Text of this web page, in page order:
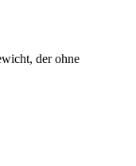
der ohne